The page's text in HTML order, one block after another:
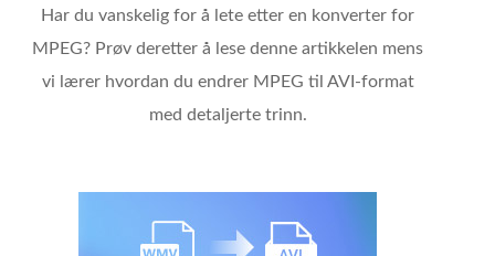
Har du vanskelig for å lete etter en konverter for
MPEG? Prøv deretter å lese denne artikkelen mens
vi lærer hvordan du endrer MPEG til AVI-format
med detaljerte trinn.